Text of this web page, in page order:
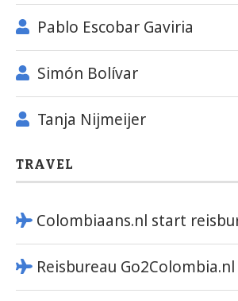
Pablo Escobar Gaviria
Simón Bolívar
Tanja Nijmeijer
TRAVEL
Colombiaans.nl start
Reisbureau Go2Colombia.nl